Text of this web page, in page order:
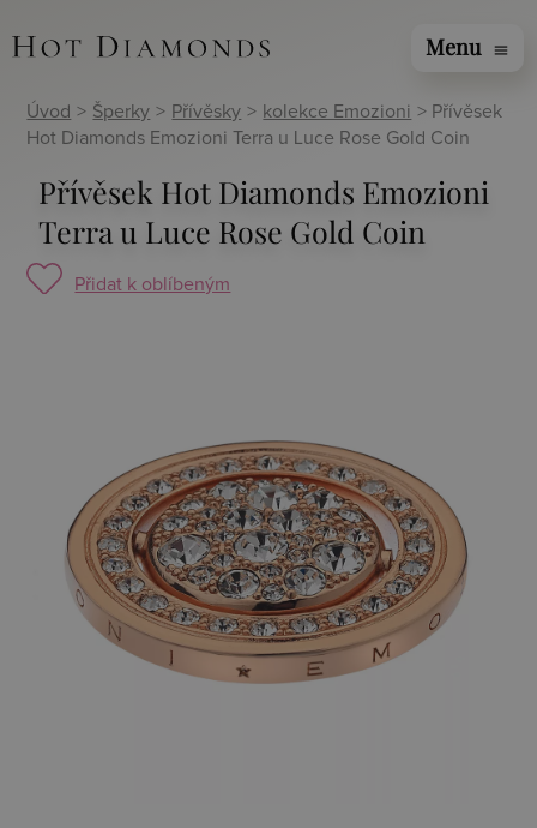
Menu menu
Úvod > Šperky > Přívěsky > kolekce Emozioni > Přívěsek
Hot Diamonds Emozioni Terra u Luce Rose Gold Coin
Přívěsek Hot Diamonds Emozioni
Terra u Luce Rose Gold Coin
Přidat k oblíbeným